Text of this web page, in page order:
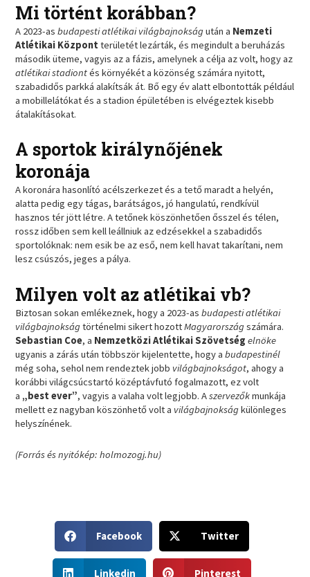
Mi történt korábban?
A 2023-asbudapesti atlétikai világbajnokságután a Nemzeti
Atlétikai Központ területét lezárták, és megindult a beruházás
második üteme, vagyis az a fázis, amelynek a célja az volt, hogy az
atlétikai stadiontés környékét a közönség számára nyitott,
szabadidős parkká alakítsák át. Bő egy év alatt elbontották például
a mobillelátókat és a stadion épületében is elvégeztek kisebb
átalakításokat.
A sportok királynőjének
koronája
A koronára hasonlító acélszerkezet és a tető maradt a helyén,
alatta pedig egy tágas, barátságos, jó hangulatú, rendkívül
hasznos tér jött létre. A tetőnek köszönhetően ősszel és télen,
rossz időben sem kell leállniuk az edzésekkel a szabadidős
sportolóknak: nem esik be az eső, nem kell havat takarítani, nem
lesz csúszós, jeges a pálya.
Milyen volt az atlétikai vb?
Biztosan sokan emlékeznek, hogy a 2023-asbudapesti atlétikai
világbajnokságtörténelmi sikert hozottMagyarországszámára.
Sebastian Coe, a Nemzetközi Atlétikai Szövetség elnöke
ugyanis a zárás után többször kijelentette, hogy abudapestinél
még soha, sehol nem rendeztek jobb világbajnokságot, ahogy a
korábbi világcsúcstartó középtávfutó fogalmazott, ez volt
a „best ever”, vagyis a valaha volt legjobb. Aszervezőkmunkája
mellett ez nagyban köszönhető volt a világbajnokságkülönleges
helyszínének.
(Forrás és nyitókép: holmozogj.hu)
h
a
r
Facebook
h
a
Twitter
Linkedin Pinterest